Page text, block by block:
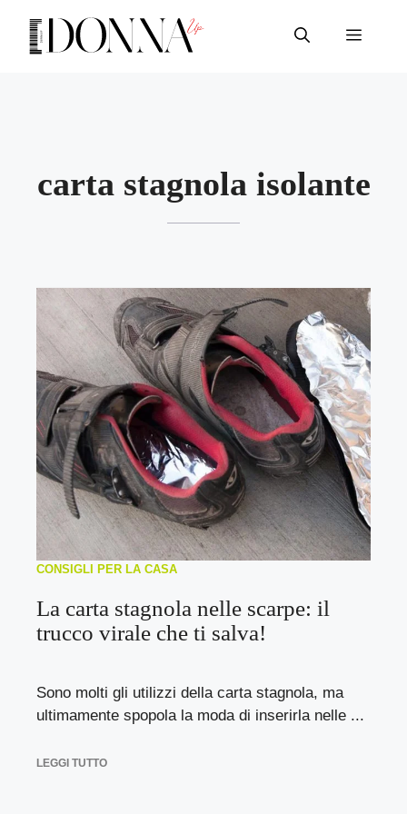
contenuto
Menu
carta stagnola isolante
CONSIGLI PER LA CASA
La carta stagnola nelle scarpe: il
trucco virale che ti salva!
Sono molti gli utilizzi della carta stagnola, ma
ultimamente spopola la moda di inserirla nelle ...
LEGGI TUTTO